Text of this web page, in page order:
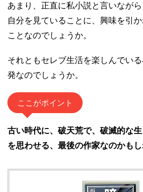
あまり、正直に私小説と言いなが
自分を見ていることに、興味を引
ことなのでしょうか。
それともセレブ生活を楽しんでい
発なのでしょうか。
ここがポイント
古い時代に、破天荒で、破滅的な
を思わせる、最後の作家なのかもし